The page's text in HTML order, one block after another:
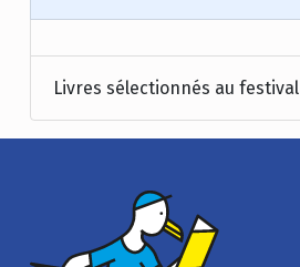
Livres sélectionnés au festival